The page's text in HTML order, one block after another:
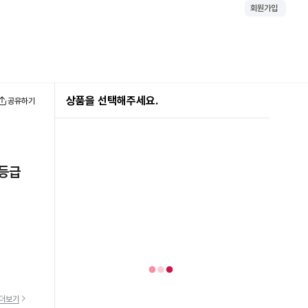
회원가입
공유하기
급
보기
상품을 선택해주세요.